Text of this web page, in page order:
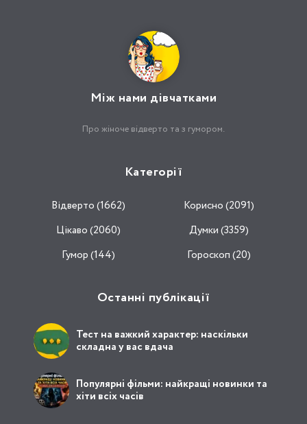
Між нами дівчатками
Про жіноче відверто та з гумором.
Категорії
Відвертo (1662)
Корисно (2091)
Цікаво (2060)
Думки (3359)
Гумор (144)
Гороскоп (20)
Останні публікації
Тест на важкий характер: наскільки
складна у вас вдача
Популярні фільми: найкращі новинки та
хіти всіх часів